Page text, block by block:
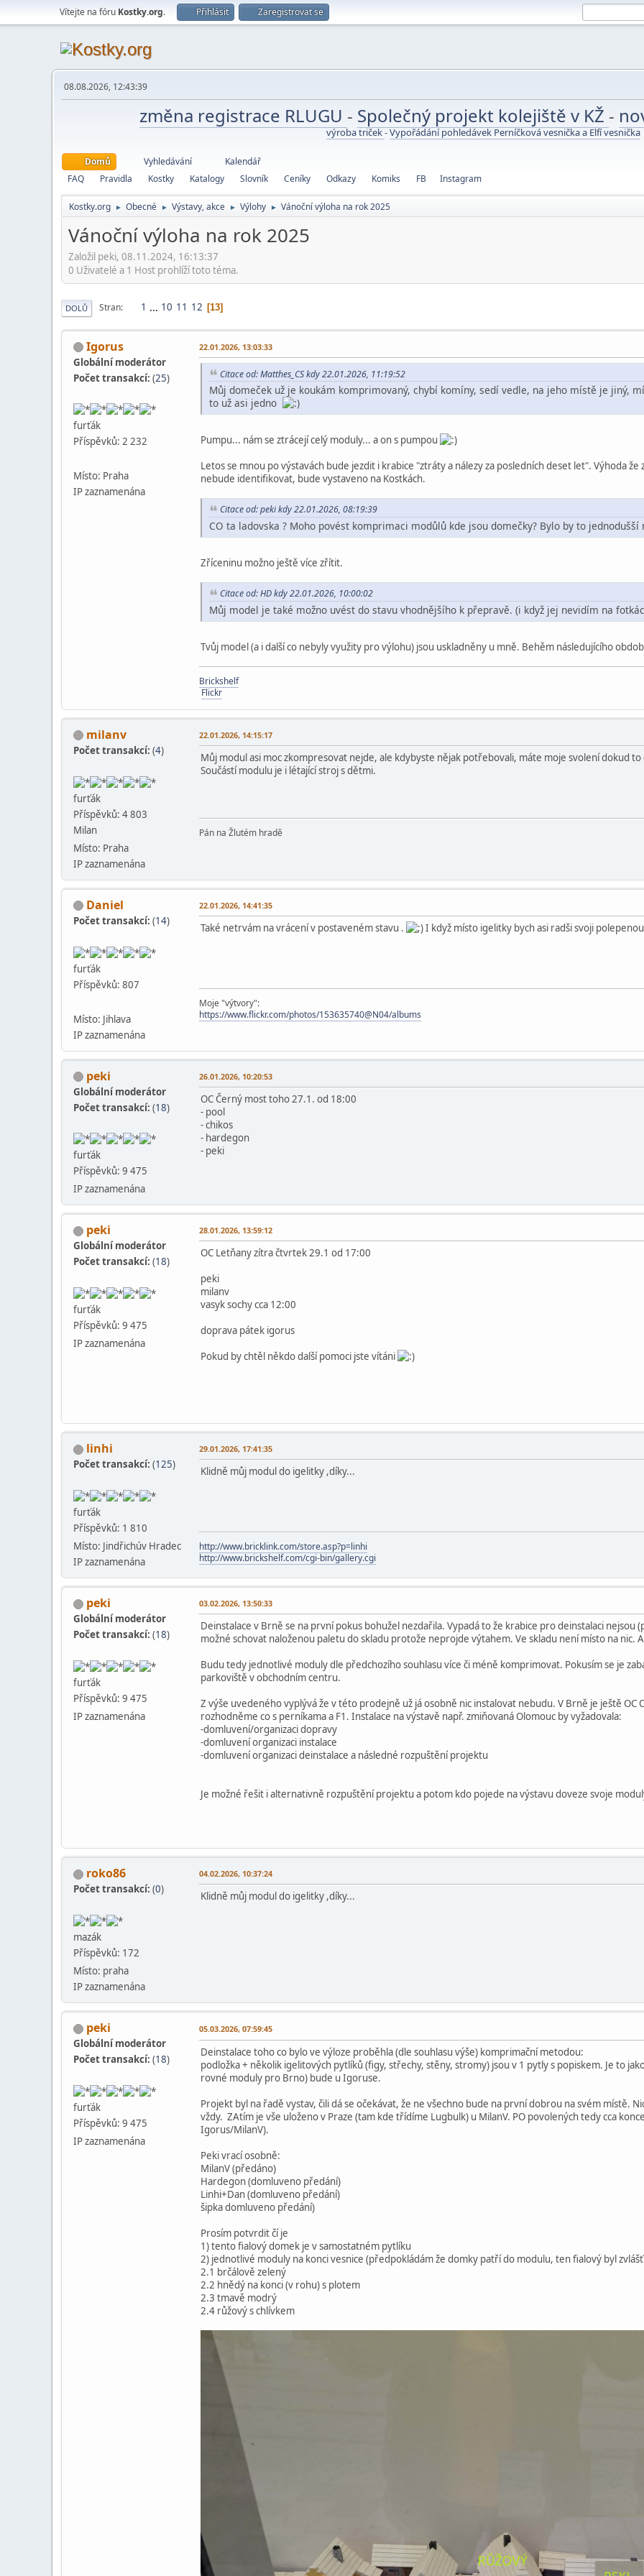
Vítejte na fóru Kostky.org. Přihlásit Zaregistrovat se
08.08.2026, 12:43:39
změna registrace RLUGU - Společný projekt kolejiště v KŽ -
výroba triček-Vypořádání pohledávek Perníčková vesnička a Elfí vesnička
Domů Vyhledávání
Kalendář
FAQ
Pravidla Kostky Katalogy Slovník Ceníky Odkazy Komiks FB Instagram
Kostky.org ► Obecné ► Výstavy, akce ► Výlohy ► Vánoční výloha na rok 2025
Vánoční výloha na rok 2025
Založil peki, 08.11.2024, 16:13:37
0 Uživatelé a 1 Host prohlíží toto téma.
DOLŮ Stran 1 ... 10 11 12 13
Igorus
Globální moderátor
Počet transakcí: (25)
furťák
Příspěvků: 2 232
Místo: Praha
IP zaznamenána
22.01.2026, 13:03:33
Citace od: Matthes_CS kdy 22.01.2026, 11:19:52
Můj domeček už je koukám komprimovaný, chybí komíny, sedí vedle, na jeho místě je jiný,
to už asi jedno
Pumpu... nám se ztrácejí celý moduly... a on s pumpou
Letos se mnou po výstavách bude jezdit i krabice "ztráty a nálezy za posledních deset let". Výhoda
nebude identifikovat, bude vystaveno na Kostkách.
Citace od: peki kdy 22.01.2026, 08:19:39
CO ta ladovska ? Moho povést komprimaci modůlů kde jsou domečky? Bylo by to jednodušší
Zříceninu možno ještě více zřítit.
Citace od: HD kdy 22.01.2026, 10:00:02
Můj model je také možno uvést do stavu vhodnějšího k přepravě. (i když jej nevidím na
Tvůj model (a i další co nebyly využity pro výlohu) jsou uskladněny u mně. Behěm následujícího
Brickshelf
Flickr
milanv
Počet transakcí: (4)
furťák
Příspěvků: 4 803
Milan
Místo: Praha
IP zaznamenána
22.01.2026, 14:15:17
Můj modul asi moc zkompresovat nejde, ale kdybyste nějak potřebovali, máte moje svolení dokud
Součástí modulu je i létající stroj s dětmi.
Pán na Žlutém hradě
Daniel
Počet transakcí: (14)
furťák
Příspěvků: 807
Místo: Jihlava
IP zaznamenána
22.01.2026, 14:41:35
Také netrvám na vrácení v postaveném stavu . I když místo igelitky bych asi radši svoji
Moje "výtvory":
https://www.flickr.com/photos/153635740@N04/albums
peki
Globální moderátor
Počet transakcí: (18)
furťák
Příspěvků: 9 475
IP zaznamenána
26.01.2026, 10:20:53
OC Černý most toho 27.1. od 18:00
- pool
- chikos
- hardegon
- peki
peki
Globální moderátor
Počet transakcí: (18)
furťák
Příspěvků: 9 475
IP zaznamenána
28.01.2026, 13:59:12
OC Letňany zítra čtvrtek 29.1 od 17:00
peki
milanv
vasyk sochy cca 12:00
doprava pátek igorus
Pokud by chtěl někdo další pomoci jste vítáni
linhi
Počet transakcí: (125)
furťák
Příspěvků: 1 810
Místo: Jindřichúv Hradec
IP zaznamenána
29.01.2026, 17:41:35
Klidně můj modul do igelitky ,díky...
http://www.bricklink.com/store.asp?p=linhi
http://www.brickshelf.com/cgi-bin/gallery.cgi
peki
Globální moderátor
Počet transakcí: (18)
furťák
Příspěvků: 9 475
IP zaznamenána
03.02.2026, 13:50:33
Deinstalace v Brně se na první pokus bohužel nezdařila. Vypadá to že krabice pro deinstalaci nejsou
možné schovat naloženou paletu do skladu protože neprojde výtahem. Ve skladu není místo na nic.
Budu tedy jednotlivé moduly dle předchozího souhlasu více či méně komprimovat. Pokusím se je
parkoviště v obchodním centru.
Z výše uvedeného vyplývá že v této prodejně už já osobně nic instalovat nebudu. V Brně je ještě
rozhodněme co s perníkama a F1. Instalace na výstavě např. zmiňovaná Olomouc by vyžadovala:
-domluvení/organizaci dopravy
-domluvení organizaci instalace
-domluvení organizaci deinstalace a následné rozpuštění projektu
Je možné řešit i alternativně rozpuštění projektu a potom kdo pojede na výstavu doveze svoje
roko86
Počet transakcí: (0)
mazák
Příspěvků: 172
Místo: praha
IP zaznamenána
04.02.2026, 10:37:24
Klidně můj modul do igelitky ,díky...
peki
Globální moderátor
Počet transakcí: (18)
furťák
Příspěvků: 9 475
IP zaznamenána
05.03.2026, 07:59:45
Deinstalace toho co bylo ve výloze proběhla (dle souhlasu výše) komprimační metodou:
podložka + několik igelitových pytlíků (figy, střechy, stěny, stromy) jsou v 1 pytly s popiskem. Je to
rovné moduly pro Brno) bude u Igoruse.
Projekt byl na řadě vystav, čili dá se očekávat, že ne všechno bude na první dobrou na svém místě.
vždy. ZAtím je vše uloženo v Praze (tam kde třídíme Lugbulk) u MilanV. PO povolených tedy cca
Igorus/MilanV).
Peki vrací osobně:
MilanV (předáno)
Hardegon (domluveno předání)
Linhi+Dan (domluveno předání)
šipka domluveno předání)
Prosím potvrdit čí je
1) tento fialový domek je v samostatném pytlíku
2) jednotlivé moduly na konci vesnice (předpokládám že domky patří do modulu, ten fialový byl zvlášť
2.1 brčálově zelený
2.2 hnědý na konci (v rohu) s plotem
2.3 tmavě modrý
2.4 růžový s chlívkem